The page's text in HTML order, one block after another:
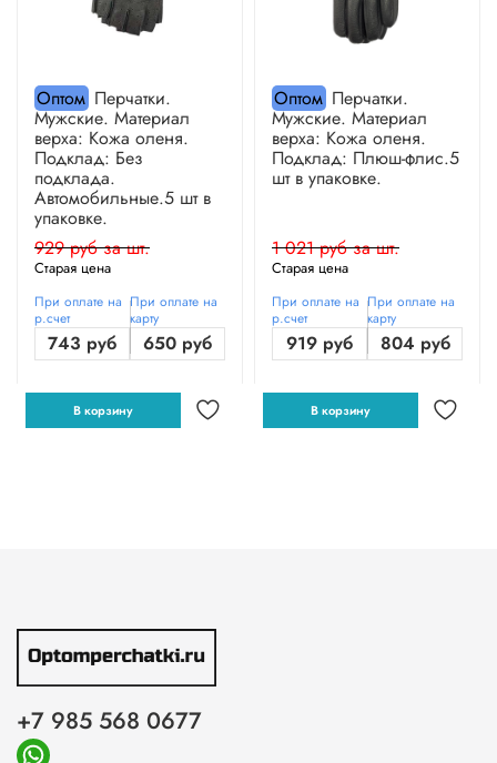
ОптомПерчатки.
Мужские. Материал
верха: Кожа оленя.
Подклад: Без
подклада.
Автомобильные.5 шт в
упаковке.
929 руб за шт.
Старая цена
При оплате на
р.счет
743 руб
При оплате на
карту
650 руб
В корзину
ОптомПерчатки.
Мужские. Материал
верха: Кожа оленя.
Подклад: Плюш-флис.5
шт в упаковке.
1 021 руб за шт.
Старая цена
При оплате на
р.счет
919 руб
При оплате на
карту
804 руб
В корзину
+7 985 568 0677